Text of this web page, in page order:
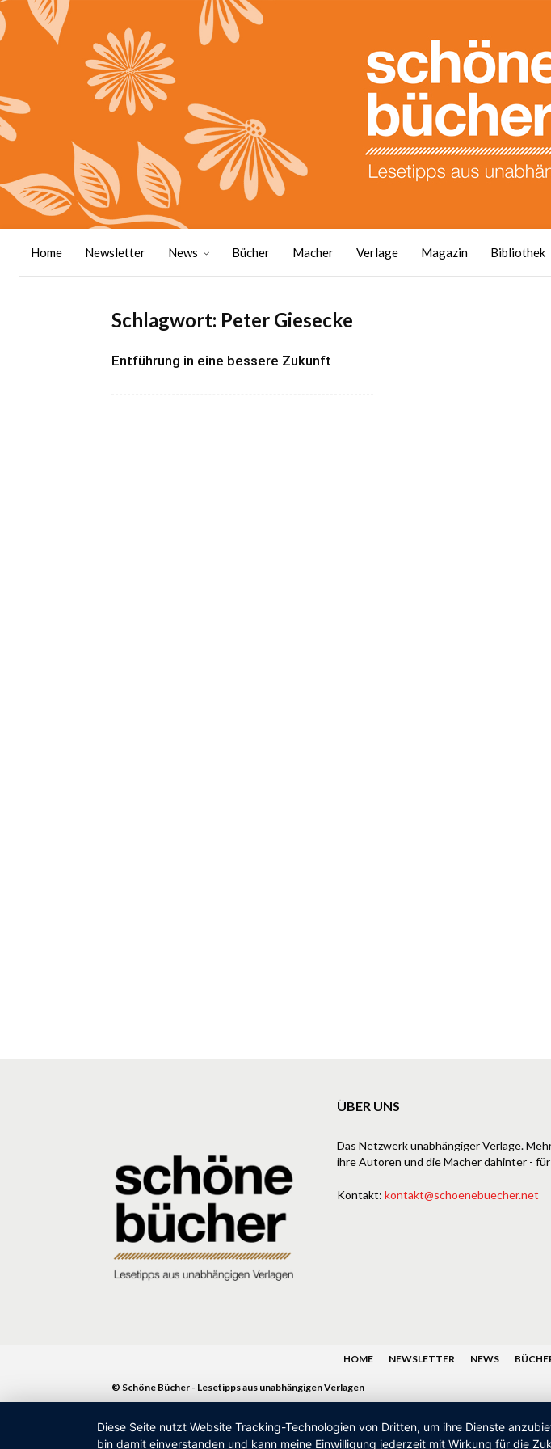
Home Newsletter News Bücher Macher Verlage Magazin Bibliothek
Schlagwort: Peter Giesecke
Entführung in eine bessere Zukunft
ÜBER UNS
Das Netzwerk unabhängiger Verlage.
ihre Autoren und die Macher dahinter -
Kontakt: kontakt@schoenebuecher.net
HOME NEWSLETTER NEWS
© Schöne Bücher - Lesetipps aus unabhängigen Verlagen
Diese Seite nutzt Website Tracking-Technologien von Dritten, um ihre Dienste
bin damit einverstanden und kann meine Einwilligung jederzeit mit Wirkung für die